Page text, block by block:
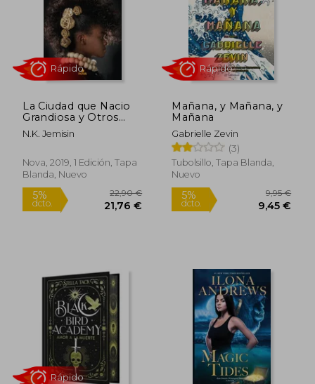
5%
dcto.
5%
dcto.
La Ciudad que Nacio
Grandiosa y Otros
Relatos
N.K. Jemisin
Nova, 2019, 1 Edición, Tapa
Blanda, Nuevo
Mañana, y Mañana, y
Mañana
Gabrielle Zevin
(3)
Tubolsillo, Tapa Blanda,
Nuevo